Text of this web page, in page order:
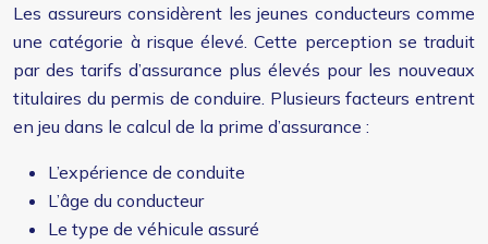
Les assureurs considèrent les jeunes conducteurs comme
une catégorie à risque élevé. Cette perception se traduit
par des tarifs d’assurance plus élevés pour les nouveaux
titulaires du permis de conduire. Plusieurs facteurs entrent
en jeu dans le calcul de la prime d’assurance :
L’expérience de conduite
L’âge du conducteur
Le type de véhicule assuré